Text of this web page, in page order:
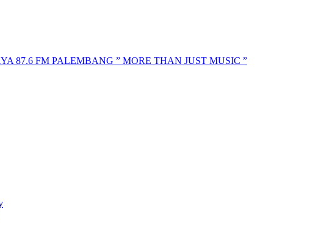
87.6 FM PALEMBANG ” MORE THAN JUST MUSIC ”